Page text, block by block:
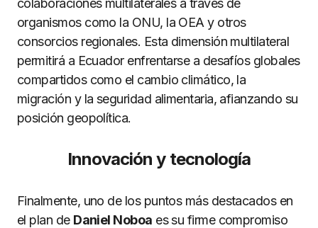
colaboraciones multilaterales a través de
organismos como la ONU, la OEA y otros
consorcios regionales. Esta dimensión multilateral
permitirá a Ecuador enfrentarse a desafíos globales
compartidos como el cambio climático, la
migración y la seguridad alimentaria, afianzando su
posición geopolítica.
Innovación y tecnología
Finalmente, uno de los puntos más destacados en
el plan de Daniel Noboa es su firme compromiso